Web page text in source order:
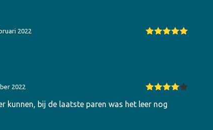
2022
erd4uit
2022
kunnen, bij de laatste paren was het leer nog